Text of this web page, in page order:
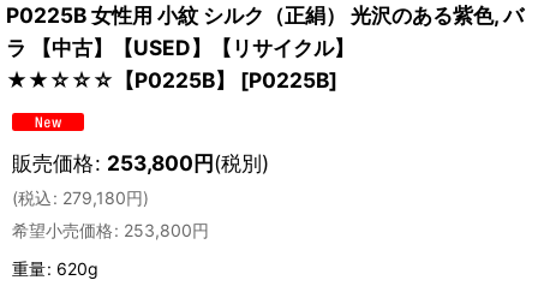
P0225B 女性用 小紋 シルク（正絹） 光沢のある紫色, バ
ラ 【中古】【USED】【リサイクル】
★★☆☆☆【P0225B】
[P0225B]
販売価格: 253,800円(税別)
(税込: 279,180円)
希望小売価格: 253,800円
重量: 620g